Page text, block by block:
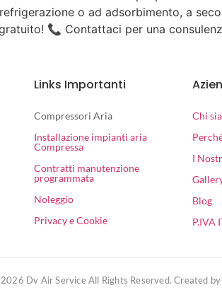
o ad adsorbimento, a
📞 Contattaci per una
Links Importanti
Compressori Aria
Installazione impianti aria
Compressa
Contratti manutenzione
programmata
Noleggio
Privacy e Cookie
Chi
I
Blog
P.IVA
Dv Air Service All Rights Reserved. Created by